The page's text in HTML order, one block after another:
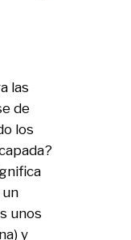
las
de
los
unos
y